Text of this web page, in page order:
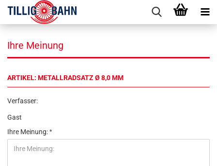
Ihre Meinung
ARTIKEL: METALLRADSATZ Ø 8,0 MM
Verfasser:
Gast
Ihre Meinung: